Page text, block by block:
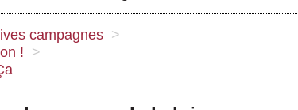
campagnes >
! >